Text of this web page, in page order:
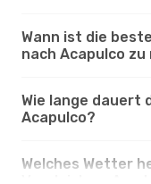
Wann ist die
nach Acapulco zu
Wie lange dauert
Acapulco?
Welches Wetter